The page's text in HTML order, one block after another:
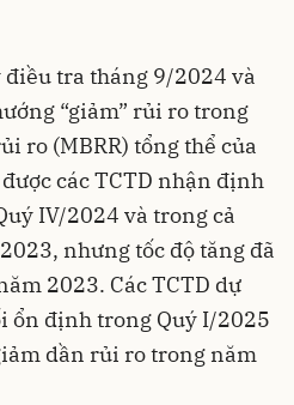
tra tháng 9/2024 và
“giảm” rủi ro trong
ro (MBRR) tổng thể của
các TCTD nhận định
IV/2024 và trong cả
nhưng tốc độ tăng đã
2023. Các TCTD dự
ổn định trong Quý I/2025
dần rủi ro trong năm